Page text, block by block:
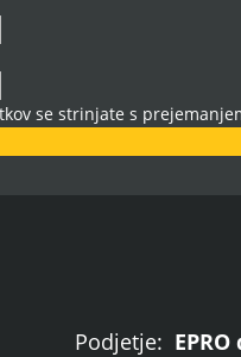
se strinjate s
Podjetje: EPRO